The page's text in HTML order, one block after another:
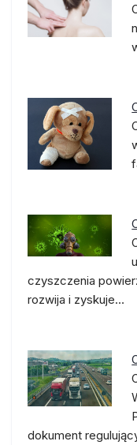
czyszczenia
rozwija i zyskuje…
dokument